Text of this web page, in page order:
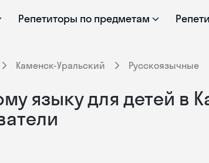
Репетиторы по предметам
Каменск-Уральский Русскоязычные
языку для детей в